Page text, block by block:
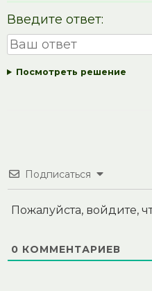
Введите ответ:
Посмотреть решение
Подписаться
Пожалуйста, войдите,
0 КОММЕНТАРИЕВ